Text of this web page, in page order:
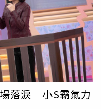
度歌曲〈星期五晚
誰選到這首歌，就是唱
與苺苺對戰詮釋派翠克
男舞者「四次差點親到」
「我自己也很喜歡那一
微醺戀愛感」；艾莉兒
玩反差風格，艾莉兒加
妃則挑戰性感轉變，上
常在家也是這樣換衣服
落淚 小S霸氣力